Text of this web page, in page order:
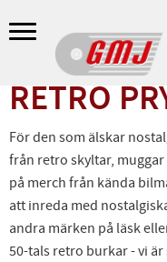
Meny
RETRO
För den som älskar
från retro skyltar,
på merch från kända
att inreda med
andra märken på läsk
50-tals retro burkar - vi